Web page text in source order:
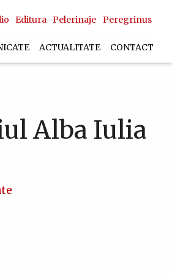
Editura Pelerinaje Peregrinus
ACTUALITATE CONTACT
Alba Iulia